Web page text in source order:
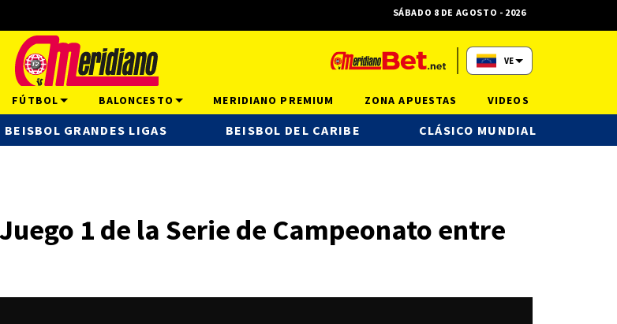
1 de la Serie de Campeonato entre
SÁBADO 8 DE AGOSTO - 2026
VE
BEISBOL GRANDES LIGAS BEISBOL DEL CARIBE CLÁSICO MUNDIAL
FÚTBOL BALONCESTO MERIDIANO PREMIUM ZONA APUESTAS VIDEOS